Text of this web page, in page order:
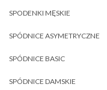
SPODENKI MĘSKIE
SPÓDNICE ASYMETRYCZNE
SPÓDNICE BASIC
SPÓDNICE DAMSKIE